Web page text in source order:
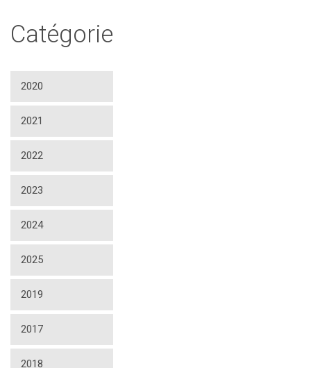
Catégorie
2020
2021
2022
2023
2024
2025
2019
2017
2018